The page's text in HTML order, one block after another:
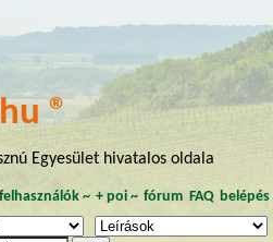
®
Egyesület hivatalos oldala
felhasználók~ + poi~ fórum FAQ belépés